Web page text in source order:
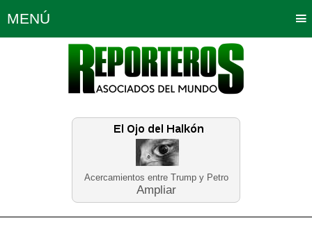
Acercamientos entre Trump y Petro
Ampliar
MENÚ
Política Opinión Bogotá
Planeta Tierra Deportes
Educación Neira